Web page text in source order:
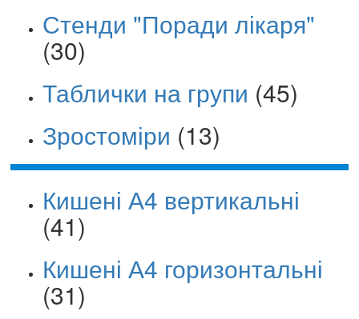
Стенди "Поради лікаря"
(30)
Таблички на групи (45)
Зростоміри (13)
Кишені А4 вертикальні
(41)
Кишені А4 горизонтальні
(31)